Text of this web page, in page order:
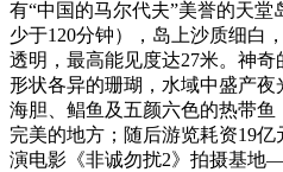
有“中国的马尔代夫”美誉的天
少于120分钟），岛上沙质细白
透明，最高能见度达27米。神奇
形状各异的珊瑚，水域中盛产夜
海胆、鲳鱼及五颜六色的热带
完美的地方；随后游览耗资19
演电影《非诚勿扰2》拍摄基地